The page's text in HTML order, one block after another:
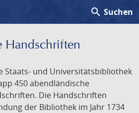
search Suchen
Staats- und Universitätsbibliothek
450 abendländische
Die Handschriften
der Bibliothek im Jahr 1734